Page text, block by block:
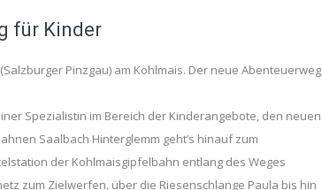
für Kinder
Pinzgau) am Kohlmais. Der neue Abenteuerweg
Spezialistin im Bereich der Kinderangebote, den neuen
Saalbach Hinterglemm geht’s hinauf zum
der Kohlmaisgipfelbahn entlang des Weges
zum Zielwerfen, über die Riesenschlange Paula bis hin